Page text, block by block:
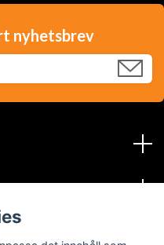
nyhetsbrev